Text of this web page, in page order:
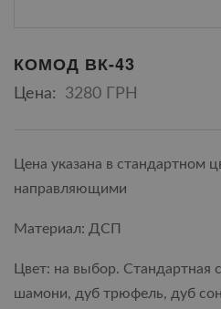
КОМОД ВК-43
Цена: 3280 ГРН
Цена указана в стандартном
направляющими
Материал: ДСП
Цвет: на выбор. Стандартная
шамони, дуб трюфель, дуб